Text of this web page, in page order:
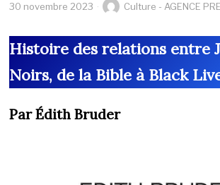
30 novembre 2023 Culture - AGENCE
Histoire des relations entre
Noirs, de la Bible à Black
Par Édith Bruder